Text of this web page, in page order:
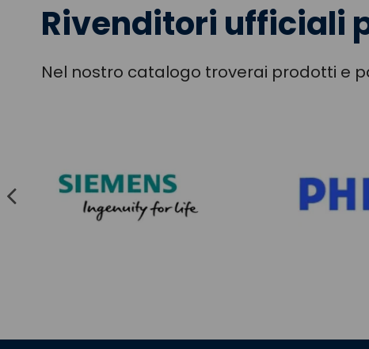
Rivenditori ufficiali
Nel nostro catalogo troverai prodotti e